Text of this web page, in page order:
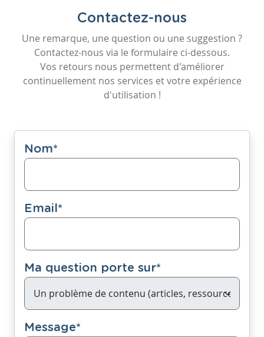
Contactez-nous
Une remarque, une question ou une suggestion ?
Contactez-nous via le formulaire ci-dessous.
Vos retours nous permettent d'améliorer
continuellement nos services et votre expérience
d'utilisation !
Nom*
Email*
Ma question porte sur*
Message*